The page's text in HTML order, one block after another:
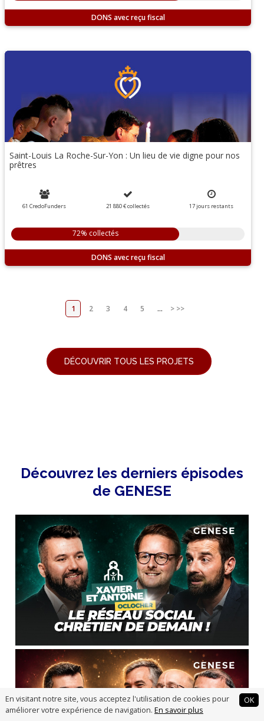
En visitant notre site, vous acceptez l'utilisation de cookies pour
améliorer votre expérience de navigation. En savoir plus
OK
DONS
Saint-Louis La Roche-Sur-Yon : Un lieu de vie digne pour nos
prêtres
61 CredoFunders 21 880 €collectés 17jours restants
72% collectés
DONS
1 2 3 4 5 ... > >>
DÉCOUVRIR TOUS LES PROJETS
Découvrez les derniers épisodes
de GENESE